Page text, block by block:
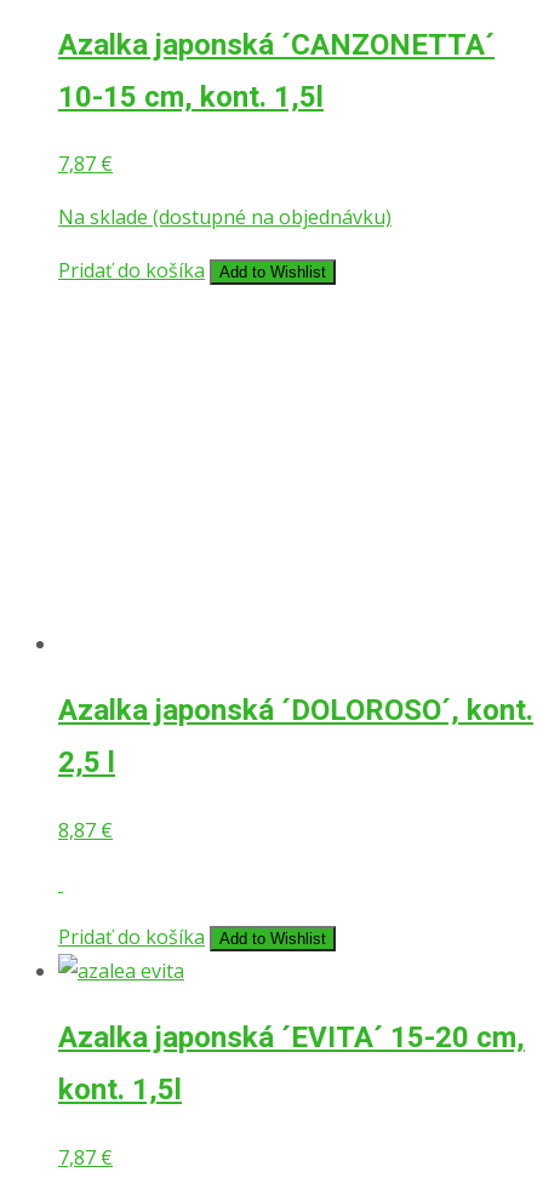
Azalka japonská ´CANZONETTA´
10-15 cm, kont. 1,5l
7,87 €
Na sklade (dostupné na objednávku)
Pridať do košíka
Add to Wishlist
Azalka japonská ´DOLOROSO´, kont.
2,5 l
8,87 €
Pridať do košíka Add to Wishlist
Azalka japonská ´EVITA´ 15-20 cm,
kont. 1,5l
7,87 €